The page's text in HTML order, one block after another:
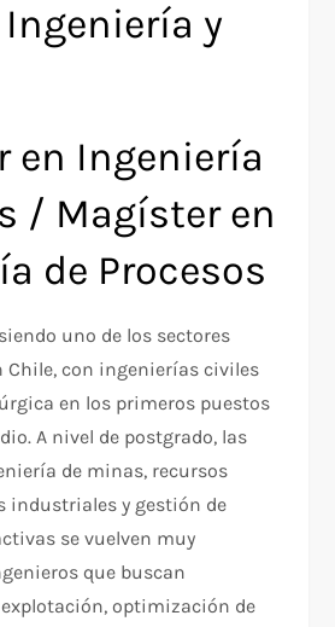
y
en Ingeniería
/ Magíster en
de Procesos
uno de los sectores
Chile, con ingenierías civiles
en los primeros puestos
A nivel de postgrado, las
de minas, recursos
industriales y gestión de
se vuelven muy
que buscan
optimización de